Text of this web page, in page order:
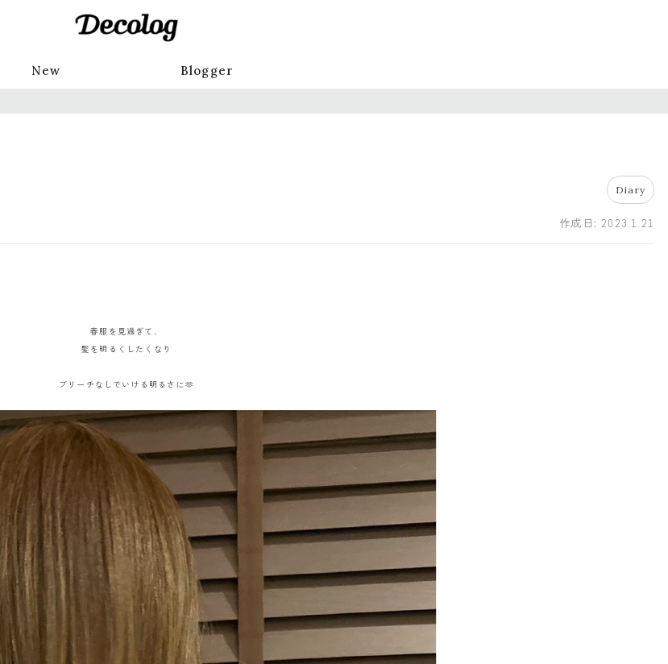
New Blogger
Diary
作成日:2023.1.21
春服を見過ぎて、
髪を明るくしたくなり
ブリーチなしでいける明るさに🫶